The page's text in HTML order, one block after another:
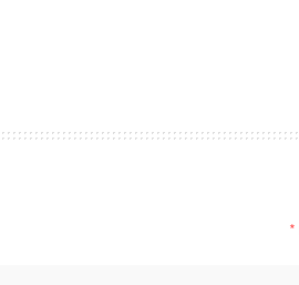
*